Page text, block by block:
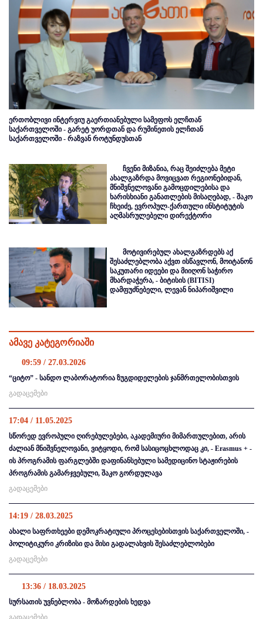
ერთობლივი ინტერვიუ გაერთიანებული სამეფოს ელჩთან
საქართველოში - გარეტ უორდთან და რუმინეთის ელჩთან
საქართველოში - რაზვან როტუნდუსთან
ჩვენი მიზანია, რაც შეიძლება მეტი
ახალგაზრდა მოვიცვათ რეგიონებიდან,
მნიშვნელოვანი გამოცდილებისა და
ხარისხიანი განათლების მისაღებად, - შაკო
ჩხეიძე, ევროპულ-ქართული ინსტიტუტის
აღმასრულებელი დირექტორი
მოტივირებულ ახალგაზრდებს აქ
შესაძლებლობა აქვთ ისწავლონ, მოიტანონ
საკუთარი იდეები და მიიღონ საჭირო
მხარდაჭერა, - ბიტისის (BITISI)
დამფუძნებელი, ლევან ნიპარიშვილი
ამავე კატეგორიაში
09:59 / 27.03.2026
“ციტო” - სანდო ლაბორატორია ზუგდიდელების ჯანმრთელობისთვის
გადაცემები
17:04 / 11.05.2025
სწორედ ევროპული ღირებულებები, აკადემიური მიმართულებით, არის
ძალიან მნიშვნელოვანი, ვიტყოდი, რომ სასიცოცხლოდაც კი, - Erasmus + -
ის პროგრამის ფარგლებში დაფინანსებული სამედიცინო სტაჟირების
პროგრამის გამარჯვებული, შაკო გორდულავა
გადაცემები
14:19 / 28.03.2025
ახალი საფრთხეები დემოკრატიული პროცესებისთვის საქართველოში, -
პოლიტიკური კრიზისი და მისი გადალახვის შესაძლებლობები
გადაცემები
13:36 / 18.03.2025
სურსათის უვნებლობა - მოზარდების ხედვა
გადაცემები